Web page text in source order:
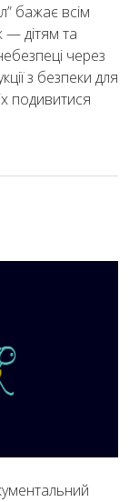
бажає всім
— дітям та
через
з безпеки для
подивитися